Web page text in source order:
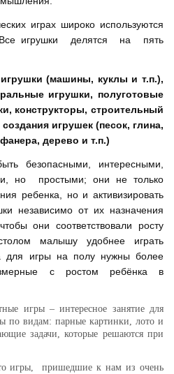
широко используются
Все игрушки делятся на пять
(машины, куклы и т.п.),
игрушки, полуготовые
конструкторы, строительный
игрушек (песок, глина,
дерево и т.п.)
интересными,
но простыми; они не только
ребенка, но и активизировать
независимо от их назначения
они соответствовали росту
малышу удобнее играть
для игры на полу нужны более
с ростом ребёнка в
игры – интересное занятие для
по видам: парные картинки, лото и
задачи, которые решаются при
игры, пришедшие к нам из очень